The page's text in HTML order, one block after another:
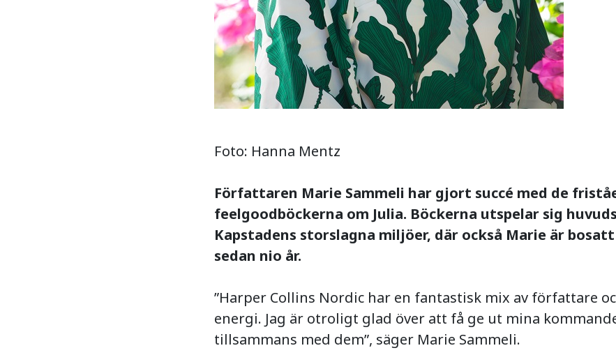
Foto: Hanna Mentz
Författaren Marie Sammeli har gjort succé med de
feelgoodböckerna om Julia. Böckerna utspelar sig
Kapstadens storslagna miljöer, där också Marie är
sedan nio år.
”Harper Collins Nordic har en fantastisk mix av författare
energi. Jag är otroligt glad över att få ge ut mina
tillsammans med dem”, säger Marie Sammeli.